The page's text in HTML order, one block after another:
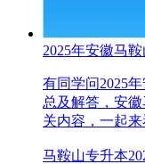
2025年安徽马
有同学问2025
总及解答，安
关内容，一起来
马鞍山专升本